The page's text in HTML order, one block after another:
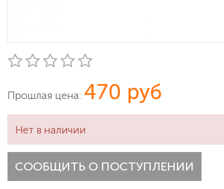
Прошлая цена: 470 руб
Нет в наличии
СООБЩИТЬ О ПОСТУПЛЕНИИ